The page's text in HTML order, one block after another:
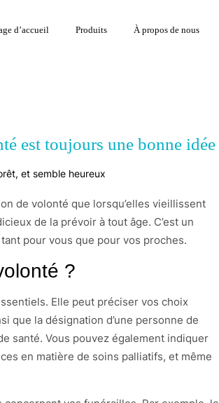
d’accueil Produits À propos de nous
est toujours une bonne idée
de volonté que lorsqu’elles vieillissent
de la prévoir à tout âge. C’est un
pour vous que pour vos proches.
?
Elle peut préciser vos choix
que la désignation d’une personne de
santé. Vous pouvez également indiquer
en matière de soins palliatifs, et même